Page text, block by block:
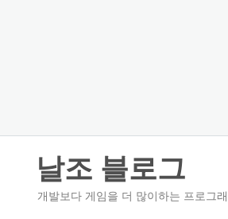
날조 블로그
개발보다 게임을 더 많이하는 프로그